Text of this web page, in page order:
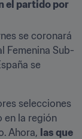
el partido por
se coronará
Femenina Sub-
se
selecciones
en la región
Ahora, las que